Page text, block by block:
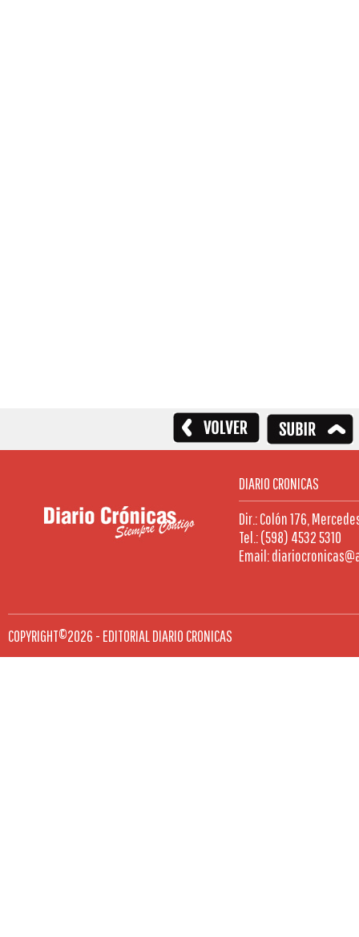
DIARIO CRONICAS
Dir.: Colón 176,
Tel.: (598) 4532 5310
Email:
COPYRIGHT©2026 - EDITORIAL DIARIO CRONICAS